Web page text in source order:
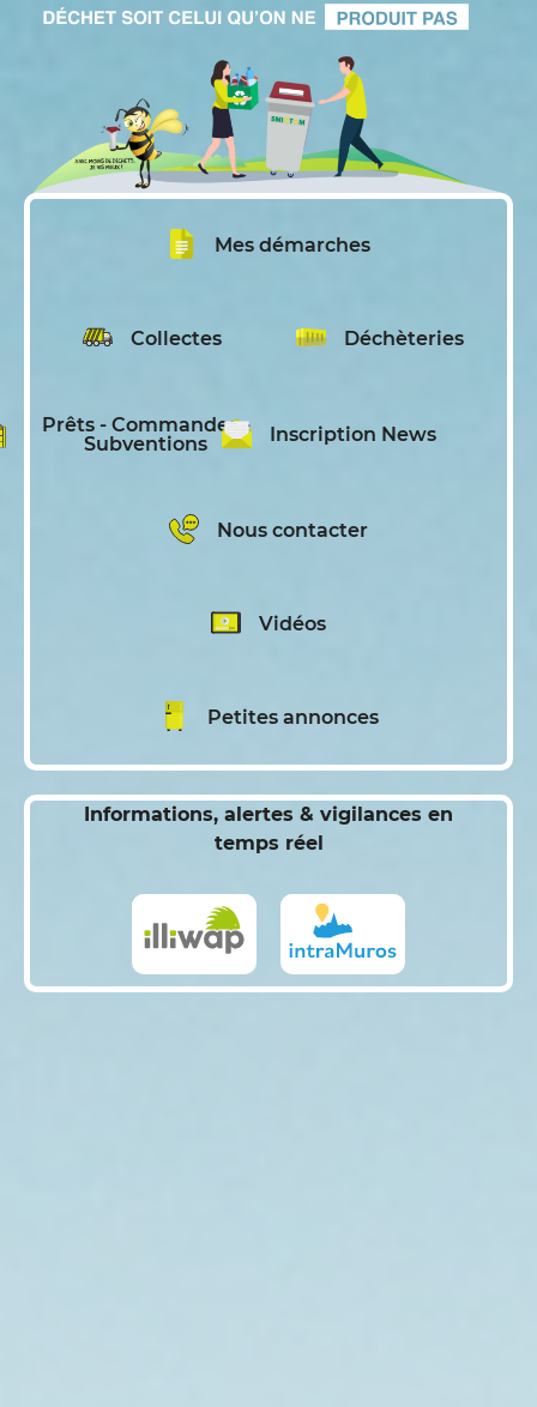
Mes démarches
Collectes Déchèteries
Prêts - Commandes -
Subventions
Inscription News
Nous contacter
Vidéos
Petites annonces
Informations, alertes & vigilances en
temps réel